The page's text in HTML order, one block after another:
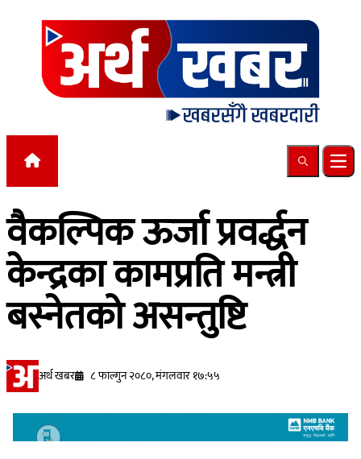
Skip to content
Search
वैकल्पिक ऊर्जा प्रवर्द्धन
केन्द्रका कामप्रति मन्त्री
बस्नेतको असन्तुष्टि
अर्थ खबर ८ फाल्गुन २०८०, मंगलवार १७:५५